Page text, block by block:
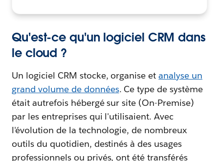
Qu'est-ce qu'un logiciel CRM dans
le cloud ?
Un logiciel CRM stocke, organise etanalyse un
grand volume de données. Ce type de système
était autrefois hébergé sur site (On-Premise)
par les entreprises qui l'utilisaient. Avec
l'évolution de la technologie, de nombreux
outils du quotidien, destinés à des usages
professionnels ou privés, ont été transférés